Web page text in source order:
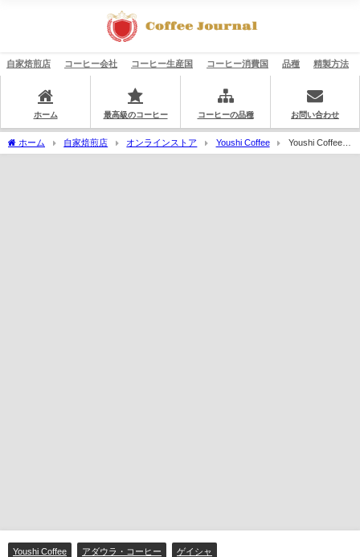
自家焙煎店 コーヒー会社 コーヒー生産国 コーヒー消費国 品種 精製方法
ホーム 最高級のコーヒー コーヒーの品種 お問い合わせ
ホーム 自家焙煎店 オンラインストア Youshi Coffee
Youshi Coffee：
パナマ アダウラ ロット 5 ゲイシャ ハニー
Youshi Coffee アダウラ・コーヒー ゲイシャ